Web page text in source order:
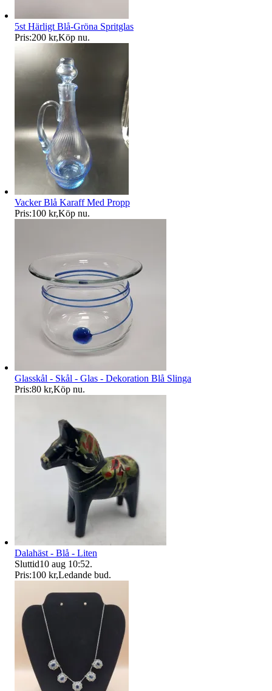
5st Härligt Blå-Gröna Spritglas
Pris:200 kr,Köp nu.
Vacker Blå Karaff Med Propp
Pris:100 kr,Köp nu.
Glasskål - Skål - Glas - Dekoration Blå Slinga
Pris:80 kr,Köp nu.
Dalahäst - Blå - Liten
Sluttid10 aug 10:52.
Pris:100 kr,Ledande bud.